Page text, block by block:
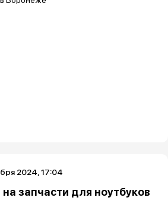
2024, 17:04
запчасти для ноутбуков